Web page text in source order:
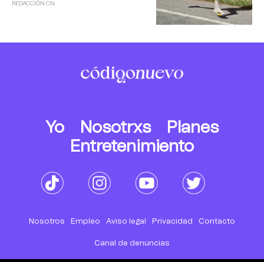
REDACCIÓN CN
Yo Nosotrxs
Planes
Entretenimiento
Nosotros Empleo Aviso legal Privacidad Contacto
Canal de denuncias